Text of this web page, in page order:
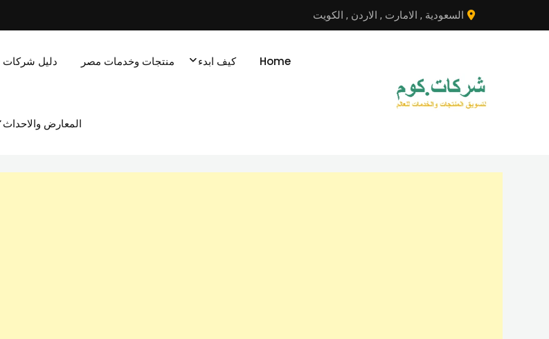
إلى
السعودية , الامارت , الاردن , الكويت
Home كيف ابدء منتجات وخدمات مصر دليل شركات
المعارض والاحداث